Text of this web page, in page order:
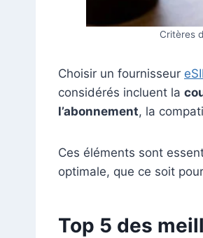
Critères
Choisir un fournisseur
considérés incluent la
l’abonnement, la
Ces éléments sont
optimale, que ce soit
Top 5 des